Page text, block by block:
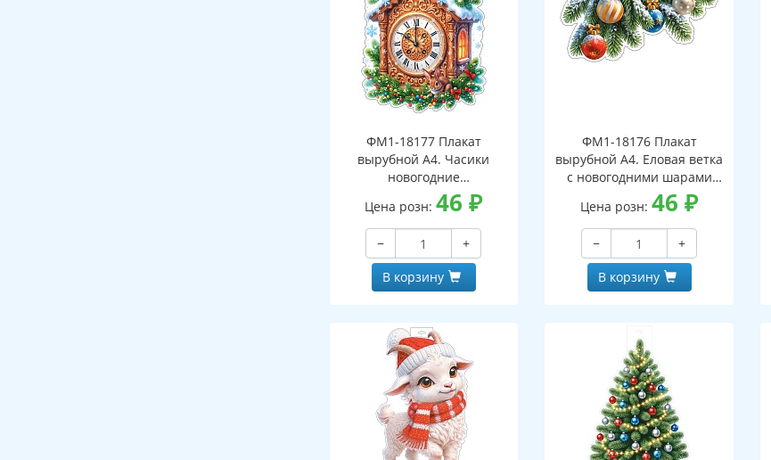
ФМ1-18177 Плакат
вырубной А4. Часики
новогодние
(двухсторонний, ВД-лак)
Цена розн:46₽
−
+
В корзину
ФМ1-18176 Плакат
вырубной А4. Еловая ветка
с новогодними шарами
(двухсторонний, ВД-лак)
Цена розн:46₽
−
+
В корзину